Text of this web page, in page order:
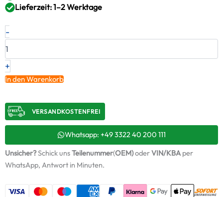
Lieferzeit: 1–2 Werktage
-
Neuer
Original
2.3
JTD
–
/
53039900090
+
Menge
+
In den Warenkorb
VERSANDKOSTENFREI​
Whatsapp: +49 3322 40 200 111
Unsicher?Schick unsTeilenummer(OEM)oderVIN/KBAper
WhatsApp, Antwort in Minuten.